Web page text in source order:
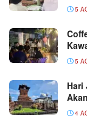
5
5
Hari
4